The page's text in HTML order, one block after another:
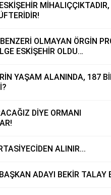
OLMAYAN ÖRGİN
ESKİŞEHİR OLDU…
YAŞAM ALANINDA, 187
DİYE ORMANI
ALINIR...
ADAYI BEKİR TALAY